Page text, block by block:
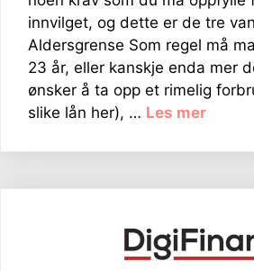
innvilget, og dette er de tre
Aldersgrense Som regel må
23 år, eller kanskje enda mer
ønsker å ta opp et rimelig
slike lån her), … Les mer